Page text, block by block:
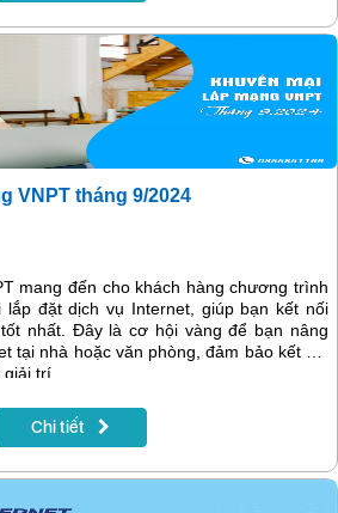
VNPT tháng 9/2024
mang đến cho khách hàng chương trình
lắp đặt dịch vụ Internet, giúp bạn kết nối
nhất. Đây là cơ hội vàng để bạn nâng
tại nhà hoặc văn phòng, đảm bảo kết nối
trí.
Chi tiết